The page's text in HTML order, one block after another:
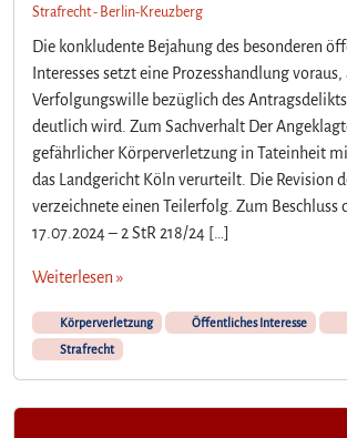
Strafrecht - Berlin-Kreuzberg
Die konkludente Bejahung des besonderen
Interesses setzt eine Prozesshandlung
Verfolgungswille bezüglich des
deutlich wird. Zum Sachverhalt Der
gefährlicher Körperverletzung in Tateinheit
das Landgericht Köln verurteilt. Die Revision
verzeichnete einen Teilerfolg. Zum Beschluss
17.07.2024 – 2 StR 218/24 […]
Weiterlesen »
Körperverletzung Öffentliches Interesse
Strafrecht